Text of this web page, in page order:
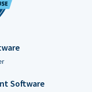
Software